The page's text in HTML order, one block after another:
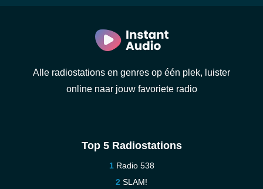
Alle radiostations en genres op één plek, luister
online naar jouw favoriete radio
Top 5 Radiostations
Radio 538
SLAM!